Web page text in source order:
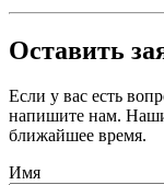
Оставить
Если у вас есть
напишите нам.
ближайшее время.
Имя